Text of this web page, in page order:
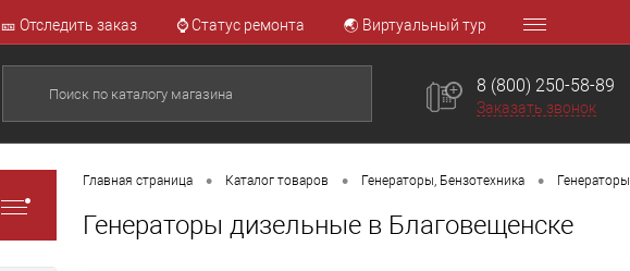
🎫 Отследить заказ ⌚ Статус ремонта 🌏 Виртуальный тур
8 (800) 250-58-89
Заказать звонок
Главная страница • Каталог товаров • Генераторы, Бензотехника • Генераторы
Генераторы дизельные в Благовещенске